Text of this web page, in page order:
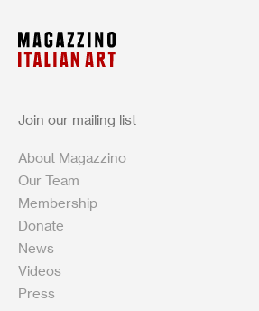
About Magazzino
Our Team
Membership
Donate
News
Videos
Press